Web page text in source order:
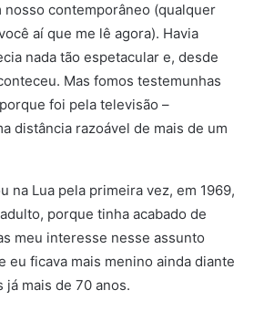
contemporâneo (qualquer
aí que me lê agora). Havia
nada tão espetacular e, desde
Mas fomos testemunhas
foi pela televisão –
distância razoável de mais de um
na Lua pela primeira vez, em 1969,
porque tinha acabado de
meu interesse nesse assunto
eu ficava mais menino ainda diante
já mais de 70 anos.